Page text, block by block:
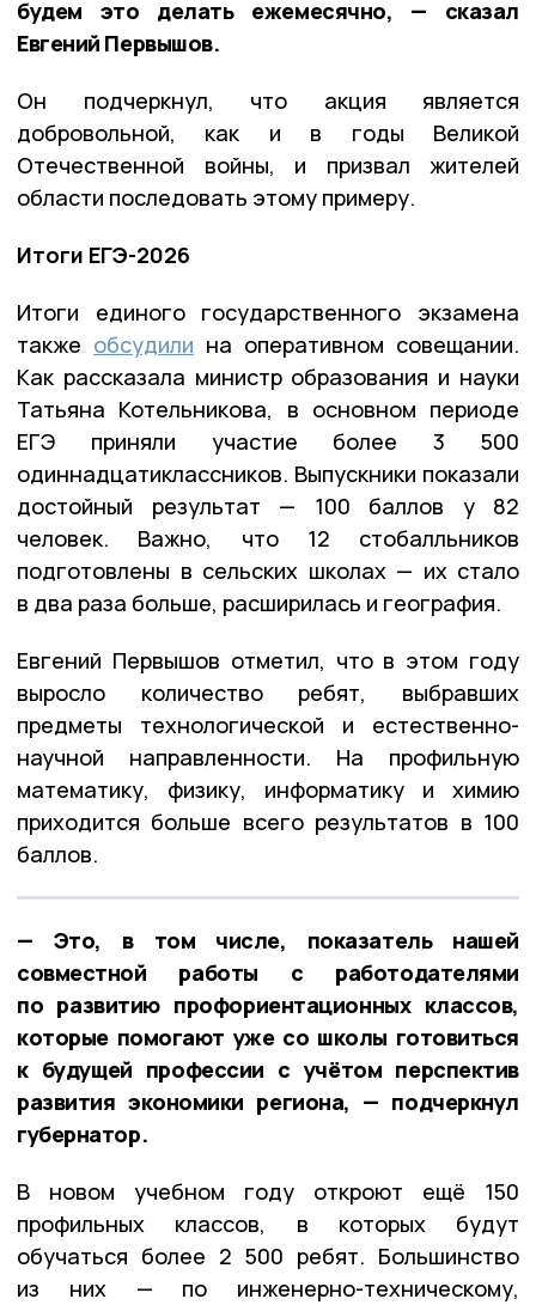
будем это делать ежемесячно, — сказал
Евгений Первышов.
Он подчеркнул, что акция является
добровольной, как и в годы Великой
Отечественной войны, и призвал жителей
области последовать этому примеру.
Итоги ЕГЭ-2026
Итоги единого государственного экзамена
также обсудили на оперативном совещании.
Как рассказала министр образования и науки
Татьяна Котельникова, в основном периоде
ЕГЭ приняли участие более 3 500
одиннадцатиклассников. Выпускники показали
достойный результат — 100 баллов у 82
человек. Важно, что 12 стобалльников
подготовлены в сельских школах — их стало
в два раза больше, расширилась и география.
Евгений Первышов отметил, что в этом году
выросло количество ребят, выбравших
предметы технологической и естественно-
научной направленности. На профильную
математику, физику, информатику и химию
приходится больше всего результатов в 100
баллов.
— Это, в том числе, показатель нашей
совместной работы с работодателями
по развитию профориентационных классов,
которые помогают уже со школы готовиться
к будущей профессии с учётом перспектив
развития экономики региона, — подчеркнул
губернатор.
В новом учебном году откроют ещё 150
профильных классов, в которых будут
обучаться более 2 500 ребят. Большинство
из них — по инженерно-техническому,